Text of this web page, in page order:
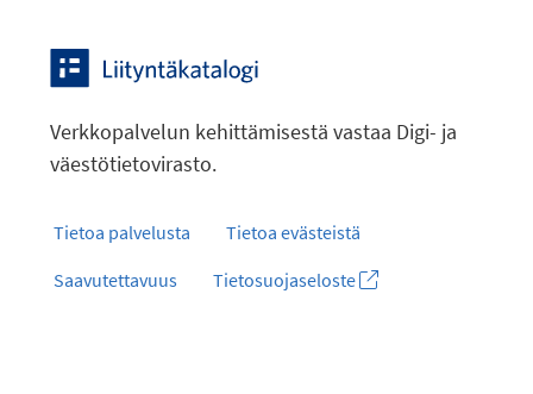
Verkkopalvelun kehittämisestä vastaa Digi- ja
väestötietovirasto.
Tietoa palvelusta
Tietoa evästeistä
Saavutettavuus
Tietosuojaseloste